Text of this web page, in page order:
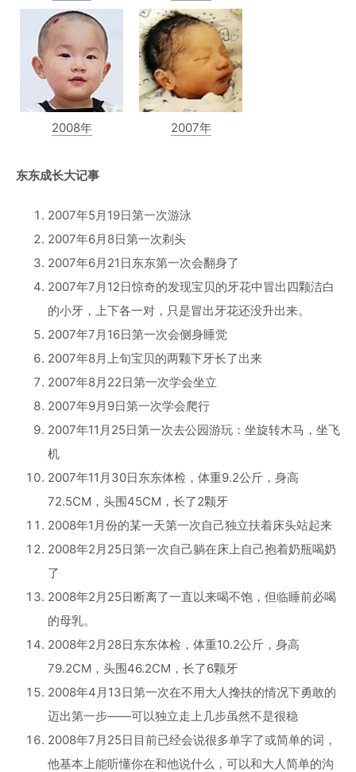
2008年 2007年
东东成长大记事
2007年5月19日第一次游泳
2007年6月8日第一次剃头
2007年6月21日东东第一次会翻身了
2007年7月12日惊奇的发现宝贝的牙花中冒出四颗洁白
的小牙，上下各一对，只是冒出牙花还没升出来。
2007年7月16日第一次会侧身睡觉
2007年8月上旬宝贝的两颗下牙长了出来
2007年8月22日第一次学会坐立
2007年9月9日第一次学会爬行
2007年11月25日第一次去公园游玩：坐旋转木马，坐飞
机
2007年11月30日东东体检，体重9.2公斤，身高
72.5CM，头围45CM，长了2颗牙
2008年1月份的某一天第一次自己独立扶着床头站起来
2008年2月25日第一次自己躺在床上自己抱着奶瓶喝奶
了
2008年2月25日断离了一直以来喝不饱，但临睡前必喝
的母乳。
2008年2月28日东东体检，体重10.2公斤，身高
79.2CM，头围46.2CM，长了6颗牙
2008年4月13日第一次在不用大人搀扶的情况下勇敢的
迈出第一步——可以独立走上几步虽然不是很稳
2008年7月25日目前已经会说很多单字了或简单的词，
他基本上能听懂你在和他说什么，可以和大人简单的沟